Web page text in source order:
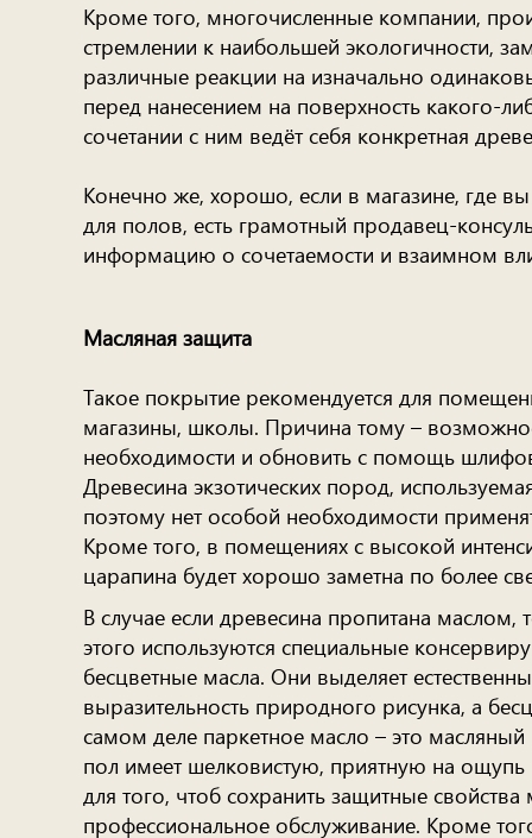
Кроме того, многочисленные компании,
стремлении к наибольшей экологичности,
различные реакции на изначально
перед нанесением на поверхность какого-
сочетании с ним ведёт себя конкретная
Конечно же, хорошо, если в магазине, где
для полов, есть грамотный продавец-
информацию о сочетаемости и взаимном
Масляная защита
Такое покрытие рекомендуется для
магазины, школы. Причина тому –
необходимости и обновить с помощь
Древесина экзотических пород,
поэтому нет особой необходимости
Кроме того, в помещениях с высокой
царапина будет хорошо заметна по более
В случае если древесина пропитана
этого используются специальные
бесцветные масла. Они выделяет
выразительность природного рисунка, а
самом деле паркетное масло – это
пол имеет шелковистую, приятную на
для того, чтоб сохранить защитные
профессиональное обслуживание. Кроме